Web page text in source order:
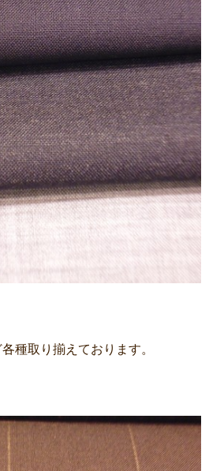
種取り揃えております。